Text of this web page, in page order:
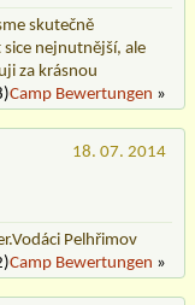
skutečně
nejnutnější, ale
za krásnou
Camp Bewertungen »
18. 07. 2014
Pelhřimov
Camp Bewertungen »